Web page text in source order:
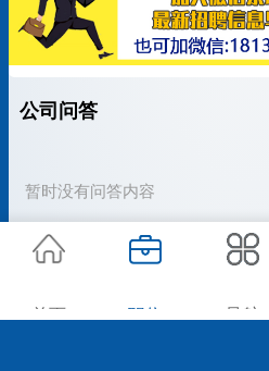
公司问答
暂时没有问答内容
首页 职位 导航